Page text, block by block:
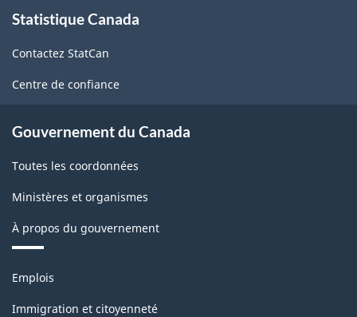
propos
ce
site
Statistique Canada
Contactez StatCan
Centre de confiance
Gouvernement du Canada
Toutes les coordonnées
Ministères et organismes
À propos du gouvernement
Thèmes
sujets
Emplois
Immigration et citoyenneté